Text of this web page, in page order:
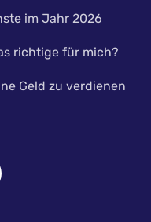
im Jahr 2026
richtige für mich?
Geld zu verdienen